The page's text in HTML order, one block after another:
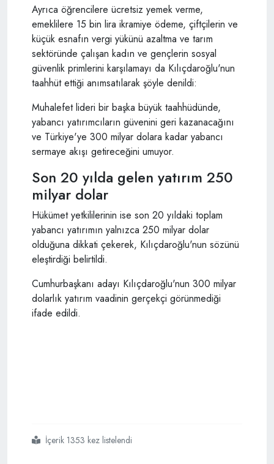
Ayrıca öğrencilere ücretsiz yemek verme,
emeklilere 15 bin lira ikramiye ödeme, çiftçilerin ve
küçük esnafın vergi yükünü azaltma ve tarım
sektöründe çalışan kadın ve gençlerin sosyal
güvenlik primlerini karşılamayı da Kılıçdaroğlu'nun
taahhüt ettiği anımsatılarak şöyle denildi:
Muhalefet lideri bir başka büyük taahhüdünde,
yabancı yatırımcıların güvenini geri kazanacağını
ve Türkiye'ye 300 milyar dolara kadar yabancı
sermaye akışı getireceğini umuyor.
Son 20 yılda gelen yatırım 250
milyar dolar
Hükümet yetkililerinin ise son 20 yıldaki toplam
yabancı yatırımın yalnızca 250 milyar dolar
olduğuna dikkati çekerek, Kılıçdaroğlu'nun sözünü
eleştirdiği belirtildi.
Cumhurbaşkanı adayı Kılıçdaroğlu'nun 300 milyar
dolarlık yatırım vaadinin gerçekçi görünmediği
ifade edildi.
#abd
#merkezli
#al
#monitor
#kılıçdaroğlu
#300
#milyar
#dolar
#konusunda
#gerçekçi
#değilİçerik 1353 kez listelendi